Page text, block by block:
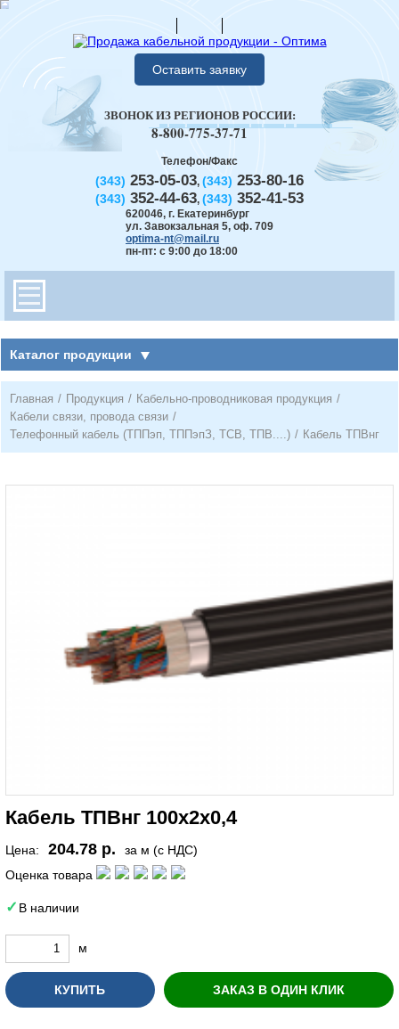
Оставить заявку
Телефон/Факс
(343) 253-05-03, (343) 253-80-16
(343) 352-44-63, (343) 352-41-53
620046, г. Екатеринбург
ул. Завокзальная 5, оф. 709
optima-nt@mail.ru
пн-пт: с 9:00 до 18:00
ЗВОНОК ИЗ РЕГИОНОВ РОССИИ:
8-800-775-37-71
Каталог продукции
Главная / Продукция / Кабельно-проводниковая продукция /
Кабели связи, провода связи /
Телефонный кабель (ТППэп, ТППэпЗ, ТСВ, ТПВ....) / Кабель ТПВнг
Кабель ТПВнг 100х2х0,4
Цена: 204.78 р.
за м (с НДС)
Оценка товара
В наличии
м
КУПИТЬ ЗАКАЗ В ОДИН КЛИК